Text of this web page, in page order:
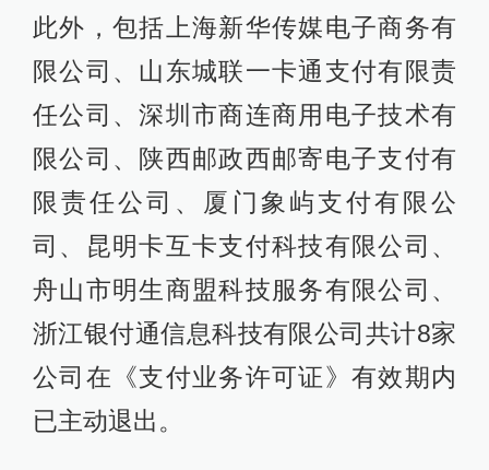
此外，包括上海新华传媒电子商务有
限公司、山东城联一卡通支付有限责
任公司、深圳市商连商用电子技术有
限公司、陕西邮政西邮寄电子支付有
限责任公司、厦门象屿支付有限公
司、昆明卡互卡支付科技有限公司、
舟山市明生商盟科技服务有限公司、
浙江银付通信息科技有限公司共计8家
公司在《支付业务许可证》有效期内
已主动退出。